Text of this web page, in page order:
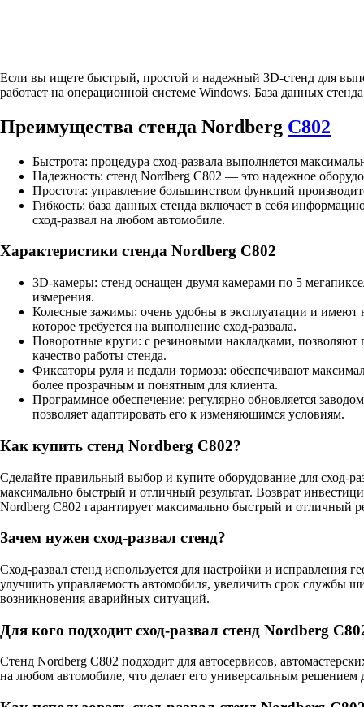
Если вы ищете быстрый, простой и надежный 3D-стенд для
работает на операционной системе Windows. База данных
Преимущества стенда Nordberg C802
Быстрота: процедура сход-развала выполняется
Надежность: стенд Nordberg C802 — это надежное
Простота: управление большинством функций
Гибкость: база данных стенда включает в себя
сход-развал на любом автомобиле.
Характеристики стенда Nordberg C802
3D-камеры: стенд оснащен двумя камерами по 5
измерения.
Колесные зажимы: очень удобны в эксплуатации и имеют
которое требуется на выполнение сход-развала.
Поворотные круги: с резиновыми накладками, позволяют
качество работы стенда.
Фиксаторы руля и педали тормоза: обеспечивают
более прозрачным и понятным для клиента.
Программное обеспечение: регулярно обновляется
позволяет адаптировать его к изменяющимся условиям.
Как купить стенд Nordberg C802?
Сделайте правильный выбор и купите оборудование для сход-
максимально быстрый и отличный результат. Возврат
Nordberg C802 гарантирует максимально быстрый и отличный
Зачем нужен сход-развал стенд?
Сход-развал стенд используется для настройки и исправления
улучшить управляемость автомобиля, увеличить срок службы
возникновения аварийных ситуаций.
Для кого подходит сход-развал стенд Nordberg
Стенд Nordberg C802 подходит для автосервисов,
на любом автомобиле, что делает его универсальным